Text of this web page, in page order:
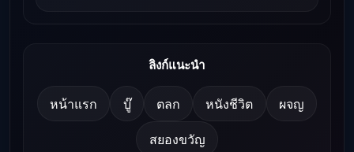
ลิงก์แนะนำ
หน้าแรก บู๊ ตลก หนังชีวิต ผจญ
สยองขวัญ